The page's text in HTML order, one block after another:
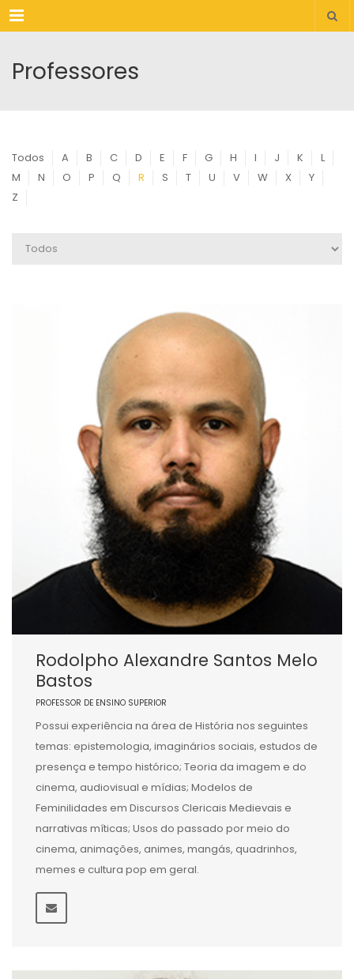
Menu
Professores
Todos A B C D E F G H I J K
L
M
N O P Q R S T U V W X
Y
Z
Rodolpho Alexandre Santos Melo
Bastos
PROFESSOR DE ENSINO SUPERIOR
Possui experiência na área de História nos seguintes
temas: epistemologia, imaginários sociais, estudos de
presença e tempo histórico; Teoria da imagem e do
cinema, audiovisual e mídias; Modelos de
Feminilidades em Discursos Clericais Medievais e
narrativas míticas; Usos do passado por meio do
cinema, animações, animes, mangás, quadrinhos,
memes e cultura pop em geral.